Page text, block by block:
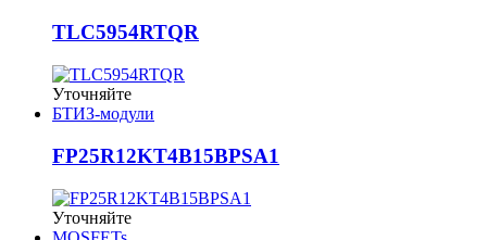
TLC5954RTQR
Уточняйте
БТИЗ-модули
FP25R12KT4B15BPSA1
Уточняйте